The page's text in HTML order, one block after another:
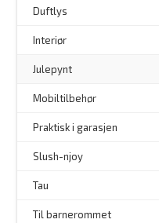
Duftlys
Interiør
Julepynt
Mobiltilbehør
Praktisk i garasjen
Slush-njoy
Tau
Til barnerommet